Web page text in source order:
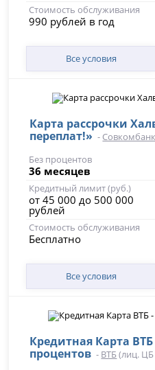
Стоимость обслуживания
990 рублей в год
Все условия
Карта рассрочки
переплат!» - Совкомбанк
Без процентов
36 месяцев
Кредитный лимит (руб.)
от 45 000 до 500 000
рублей
Стоимость обслуживания
Бесплатно
Все условия
Кредитная Карта
процентов - ВТБ(лиц.